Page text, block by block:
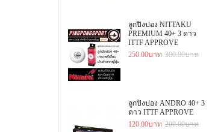
ลูกปิงปอง NITTAKU
PREMIUM 40+ 3 ดาว
ITTF APPROVE
250.00บาท 300.00บาท
ลูกปิงปอง ANDRO 40+ 3
ดาว ITTF APPROVE
120.00บาท 200.00บาท